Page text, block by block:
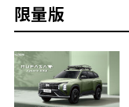
限量版